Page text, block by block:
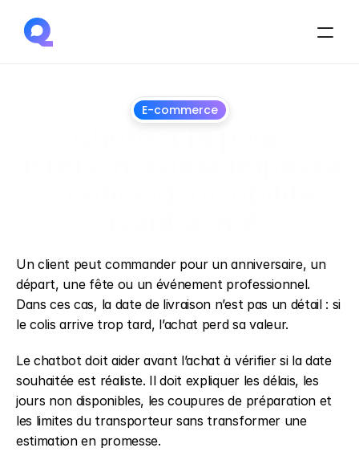
E-commerce
Un client peut commander pour un anniversaire, un
départ, une fête ou un événement professionnel.
Dans ces cas, la date de livraison n’est pas un détail : si
le colis arrive trop tard, l’achat perd sa valeur.
Le chatbot doit aider avant l’achat à vérifier si la date
souhaitée est réaliste. Il doit expliquer les délais, les
jours non disponibles, les coupures de préparation et
les limites du transporteur sans transformer une
estimation en promesse.